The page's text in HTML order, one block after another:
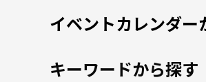
イベントカレンダー
キーワードから探す